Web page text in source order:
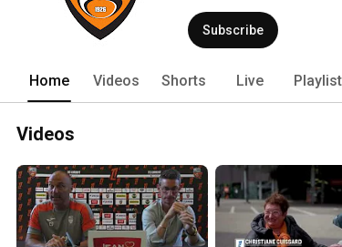
Subscribe
Home Videos Shorts Live
Videos